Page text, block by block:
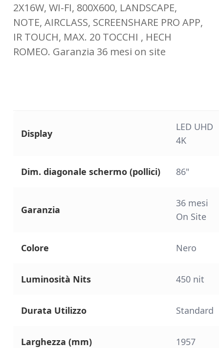
2X16W, WI-FI, 800X600, LANDSCAPE,
NOTE, AIRCLASS, SCREENSHARE PRO APP,
IR TOUCH, MAX. 20 TOCCHI , HECH
ROMEO. Garanzia 36 mesi on site
Display
LED UHD
4K
Dim. diagonale schermo (pollici) 86"
Garanzia
36 mesi
On Site
Colore Nero
Luminosità Nits 450 nit
Durata Utilizzo Standard
Larghezza (mm) 1957